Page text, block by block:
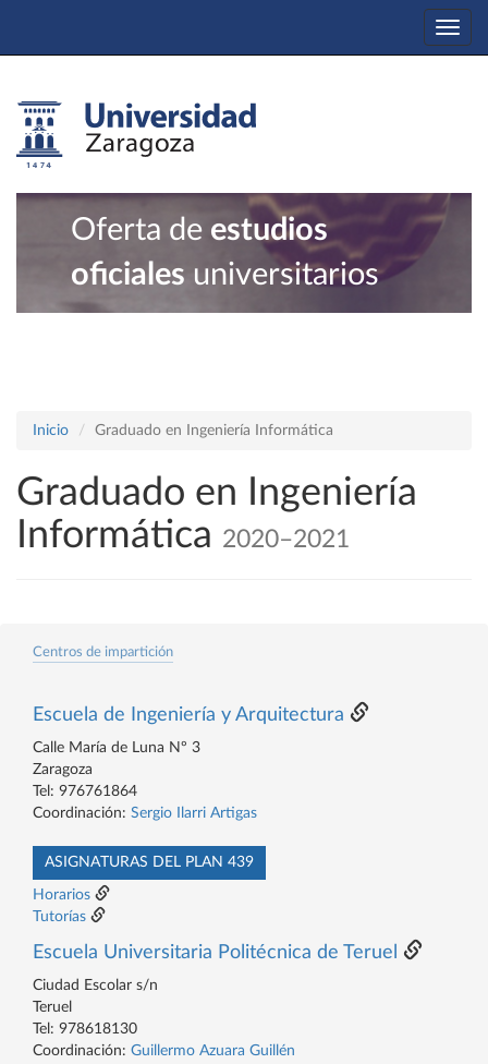
Oferta de estudios
oficiales universitarios
Inicio Graduado en Ingeniería Informática
Graduado en Ingeniería
Informática 2020–2021
Centros de impartición
Escuela de Ingeniería y Arquitectura
Calle María de Luna Nº 3
Zaragoza
Tel: 976761864
Coordinación: Sergio Ilarri Artigas
ASIGNATURAS DEL PLAN 439
Horarios
Tutorías
Escuela Universitaria Politécnica de Teruel
Ciudad Escolar s/n
Teruel
Tel: 978618130
Coordinación: Guillermo Azuara Guillén